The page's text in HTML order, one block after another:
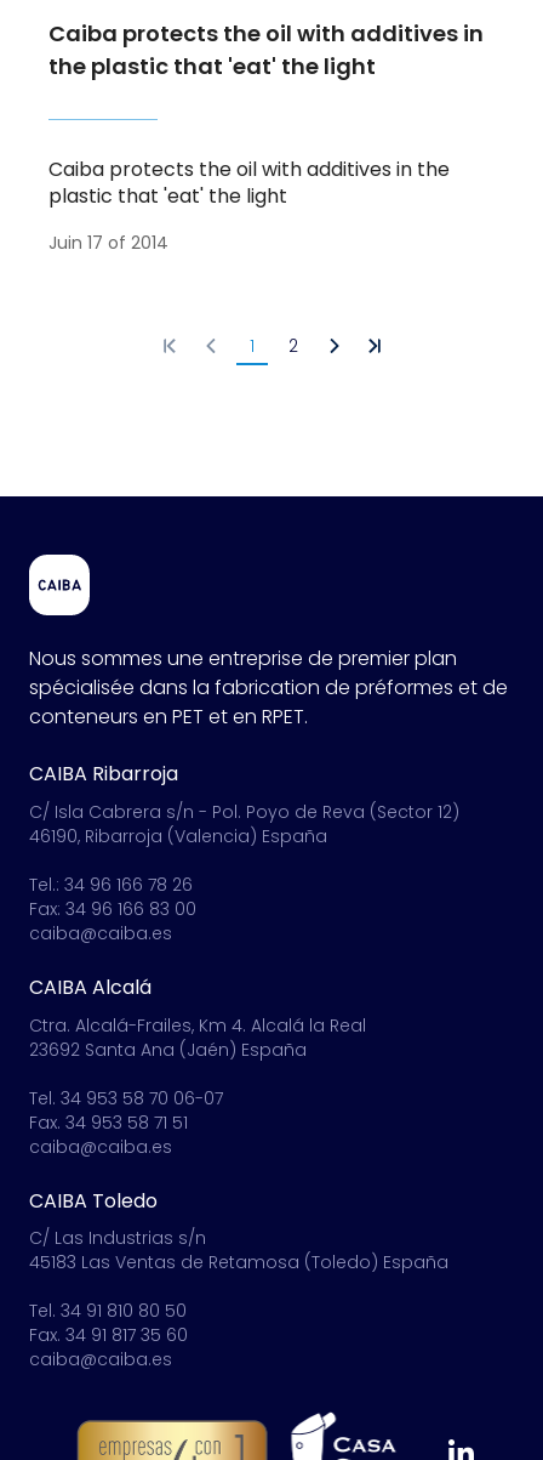
Caiba protects the oil with additives in
the plastic that 'eat' the light
Caiba protects the oil with additives in the
plastic that 'eat' the light
Juin 17 of 2014
1 2
Nous sommes une entreprise de premier plan
spécialisée dans la fabrication de préformes et de
conteneurs en PET et en RPET.
CAIBA Ribarroja
C/ Isla Cabrera s/n - Pol. Poyo de Reva (Sector 12)
46190, Ribarroja (Valencia) España
Tel.: 34 96 166 78 26
Fax: 34 96 166 83 00
caiba@caiba.es
CAIBA Alcalá
Ctra. Alcalá-Frailes, Km 4. Alcalá la Real
23692 Santa Ana (Jaén) España
Tel. 34 953 58 70 06-07
Fax. 34 953 58 71 51
caiba@caiba.es
CAIBA Toledo
C/ Las Industrias s/n
45183 Las Ventas de Retamosa (Toledo) España
Tel. 34 91 810 80 50
Fax. 34 91 817 35 60
caiba@caiba.es